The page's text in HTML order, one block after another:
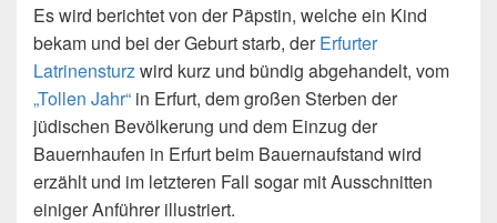
Es wird berichtet von der Päpstin, welche ein Kind
bekam und bei der Geburt starb, derErfurter
Latrinensturzwird kurz und bündig abgehandelt, vom
„Tollen Jahr“ in Erfurt, dem großen Sterben der
jüdischen Bevölkerung und dem Einzug der
Bauernhaufen in Erfurt beim Bauernaufstand wird
erzählt und im letzteren Fall sogar mit Ausschnitten
einiger Anführer illustriert.